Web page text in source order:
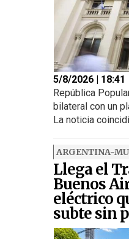
5/8/2026 | 18:41
República
bilateral con un
La noticia
ARGENTINA-
Llega el
Buenos
eléctrico
subte sin